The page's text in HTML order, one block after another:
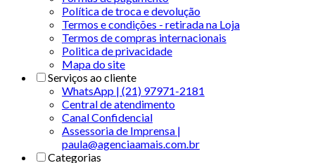
Política de troca e devolução
Termos e condições - retirada na Loja
Termos de compras internacionais
Politica de privacidade
Mapa do site
Serviços ao cliente
WhatsApp | (21) 97971-2181
Central de atendimento
Canal Confidencial
Assessoria de Imprensa |
paula@agenciaamais.com.br
Categorias